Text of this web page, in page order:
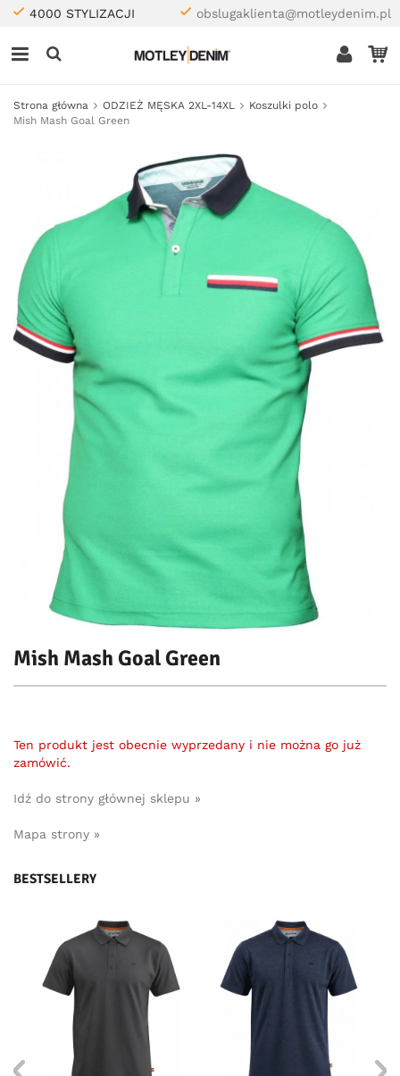
4000 STYLIZACJI obslugaklienta@motleydenim.pl
Strona główna ODZIEŻ MĘSKA 2XL-14XL
Koszulki polo
Mish Mash Goal Green
Mish Mash Goal Green
Ten produkt jest obecnie wyprzedany i nie można go już
zamówić.
Idź do strony głównej sklepu »
Mapa strony »
BESTSELLERY